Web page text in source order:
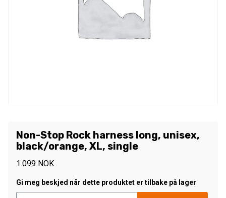
Non-Stop Rock harness long, unisex,
black/orange, XL, single
1.099 NOK
Gi meg beskjed når dette produktet er tilbake på lager